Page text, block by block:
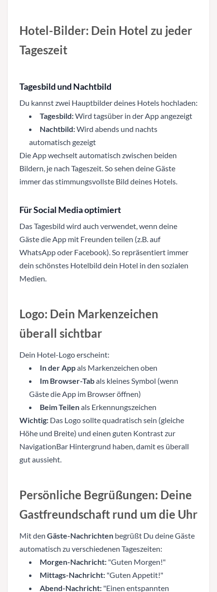
Hotel-Bilder: Dein Hotel zu jeder
Tageszeit
Tagesbild und Nachtbild
Du kannst zwei Hauptbilder deines Hotels hochladen:
Tagesbild:Wird tagsüber in der App angezeigt
Nachtbild:Wird abends und nachts
automatisch gezeigt
Die App wechselt automatisch zwischen beiden
Bildern, je nach Tageszeit. So sehen deine Gäste
immer das stimmungsvollste Bild deines Hotels.
Für Social Media optimiert
Das Tagesbild wird auch verwendet, wenn deine
Gäste die App mit Freunden teilen (z.B. auf
WhatsApp oder Facebook). So repräsentiert immer
dein schönstes Hotelbild dein Hotel in den sozialen
Medien.
Logo: Dein Markenzeichen
überall sichtbar
Dein Hotel-Logo erscheint:
In der Appals Markenzeichen oben
Im Browser-Tabals kleines Symbol (wenn
Gäste die App im Browser öffnen)
Beim Teilenals Erkennungszeichen
Wichtig: Das Logo sollte quadratisch sein (gleiche
Höhe und Breite) und einen guten Kontrast zur
NavigationBar Hintergrund haben, damit es überall
gut aussieht.
Persönliche Begrüßungen: Deine
Gastfreundschaft rund um die Uhr
Mit den Gäste-Nachrichten begrüßt Du deine Gäste
automatisch zu verschiedenen Tageszeiten:
Morgen-Nachricht: "Guten Morgen!"
Mittags-Nachricht: "Guten Appetit!"
Abend-Nachricht: "Einen entspannten